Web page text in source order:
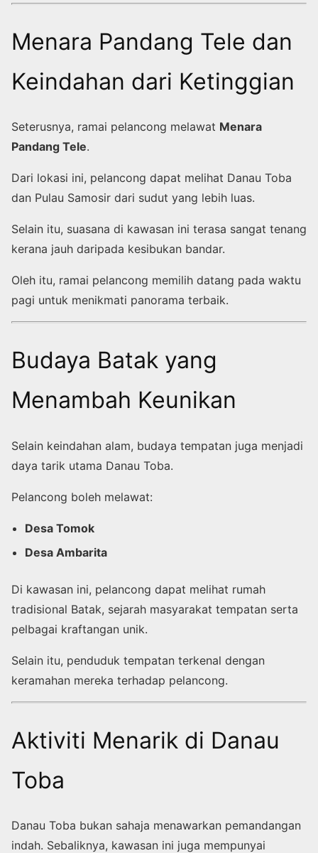
Menara Pandang Tele dan
Keindahan dari Ketinggian
Seterusnya, ramai pelancong melawat Menara
Pandang Tele.
Dari lokasi ini, pelancong dapat melihat Danau Toba
dan Pulau Samosir dari sudut yang lebih luas.
Selain itu, suasana di kawasan ini terasa sangat tenang
kerana jauh daripada kesibukan bandar.
Oleh itu, ramai pelancong memilih datang pada waktu
pagi untuk menikmati panorama terbaik.
Budaya Batak yang
Menambah Keunikan
Selain keindahan alam, budaya tempatan juga menjadi
daya tarik utama Danau Toba.
Pelancong boleh melawat:
Desa Tomok
Desa Ambarita
Di kawasan ini, pelancong dapat melihat rumah
tradisional Batak, sejarah masyarakat tempatan serta
pelbagai kraftangan unik.
Selain itu, penduduk tempatan terkenal dengan
keramahan mereka terhadap pelancong.
Aktiviti Menarik di Danau
Toba
Danau Toba bukan sahaja menawarkan pemandangan
indah. Sebaliknya, kawasan ini juga mempunyai